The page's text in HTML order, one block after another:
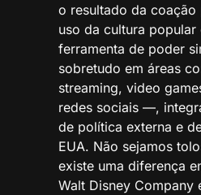
o resultado da coação
uso da cultura popular
ferramenta de poder
sobretudo em áreas
streaming, video
redes sociais —,
de política externa e
EUA. Não sejamos
existe uma diferença
Walt Disney Company